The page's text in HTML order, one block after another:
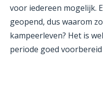
voor iedereen mogelijk.
geopend, dus waarom
kampeerleven? Het is
periode goed